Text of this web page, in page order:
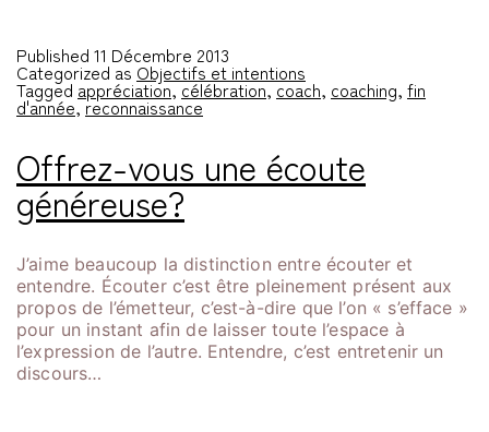
Published 11 Décembre 2013
Categorized as Objectifs et intentions
Tagged appréciation,célébration,coach, coaching, fin
d'année,reconnaissance
Offrez-vous une écoute
généreuse?
J’aime beaucoup la distinction entre écouter et
entendre. Écouter c’est être pleinement présent aux
propos de l’émetteur, c’est-à-dire que l’on « s’efface »
pour un instant afin de laisser toute l’espace à
l’expression de l’autre. Entendre, c’est entretenir un
discours…